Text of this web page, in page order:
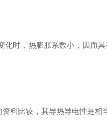
时，热膨胀系数小，因而具
比较，其导热导电性是相